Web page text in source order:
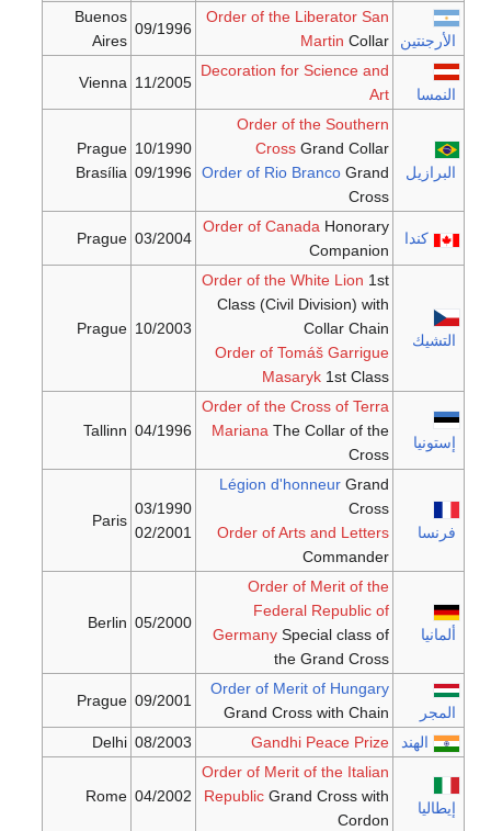
الأرجنتين
Order of the Liberator San
Martin Collar
09/1996
Buenos
Aires
النمسا
Decoration for Science and
Art
11/2005
Vienna
البرازيل
Order of the Southern
Cross Grand Collar
Order of Rio Branco Grand
Cross
10/1990
09/1996
Prague
Brasília
كندا
Order of Canada Honorary
Companion
03/2004
Prague
التشيك
Order of the White Lion 1st
Class (Civil Division) with
Collar Chain
Order of Tomáš Garrigue
Masaryk 1st Class
10/2003
Prague
إستونيا
Order of the Cross of Terra
Mariana The Collar of the
Cross
04/1996
Tallinn
فرنسا
Légion d'honneur Grand
Cross
Order of Arts and Letters
Commander
03/1990
02/2001
Paris
ألمانيا
Order of Merit of the
Federal Republic of
Germany Special class of
the Grand Cross
05/2000
Berlin
المجر
Order of Merit of Hungary
Grand Cross with Chain
09/2001
Prague
الهند Gandhi Peace Prize
08/2003
Delhi
إيطاليا
Order of Merit of the Italian
Republic Grand Cross with
Cordon
04/2002
Rome